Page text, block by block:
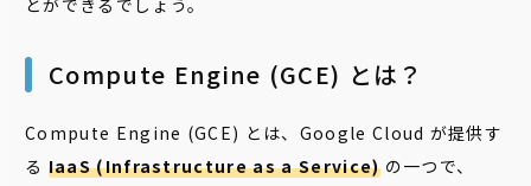
とができるでしょう。
Compute Engine (GCE) とは？
Compute Engine (GCE) とは、Google Cloud が提供す
る IaaS (Infrastructure as a Service)の一つで、